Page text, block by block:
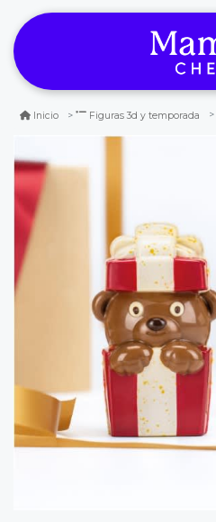
Inicio Figuras 3d y temporada